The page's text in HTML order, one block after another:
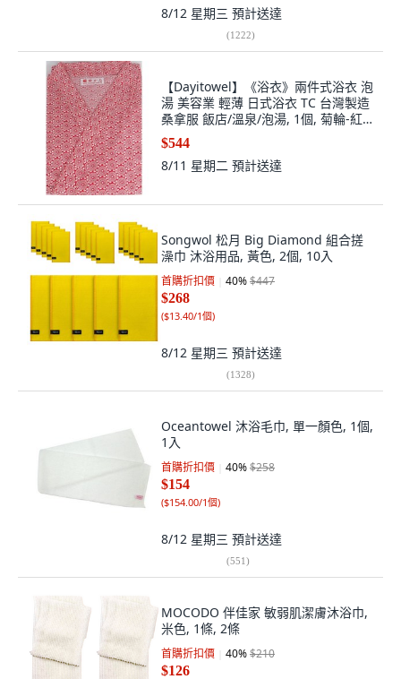
8/12 星期三 預計送達
(1222)
【Dayitowel】《浴衣》兩件式浴衣 泡
湯 美容業 輕薄 日式浴衣 TC 台灣製造
桑拿服 飯店/溫泉/泡湯, 1個, 菊輪-紅,
菊輪-紅
$544
8/11 星期二 預計送達
Songwol 松月 Big Diamond 組合搓
澡巾 沐浴用品, 黃色, 2個, 10入
首購折扣價 40%$447
$268
($13.40/1個)
8/12 星期三 預計送達
(1328)
Oceantowel 沐浴毛巾, 單一顏色, 1個,
1入
首購折扣價 40%$258
$154
($154.00/1個)
8/12 星期三 預計送達
(551)
MOCODO 伴佳家 敏弱肌潔膚沐浴巾,
米色, 1條, 2條
首購折扣價 40%$210
$126